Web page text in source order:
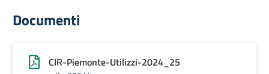
Documenti
CIR-Piemonte-Utilizzi-2024_25